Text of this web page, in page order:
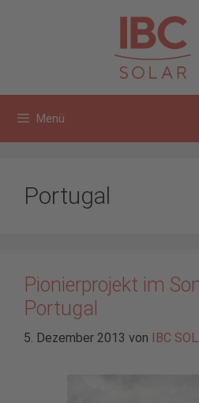
Menü
Portugal
Pionierprojekt im
Portugal
5. Dezember 2013 von IBC